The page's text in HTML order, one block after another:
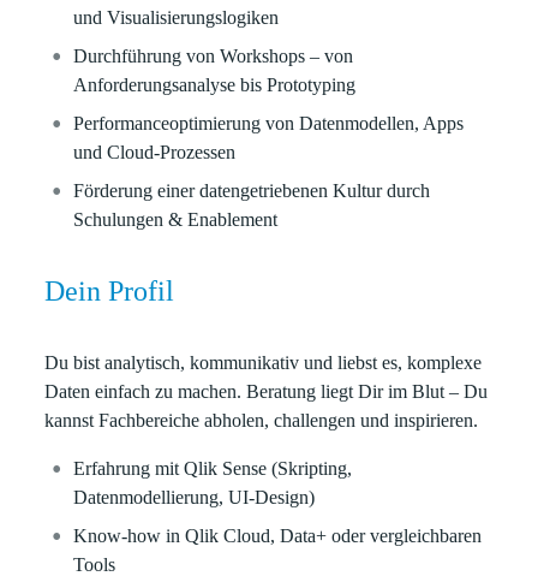
und Visualisierungslogiken
Durchführung von Workshops – von
Anforderungsanalyse bis Prototyping
Performanceoptimierung von Datenmodellen, Apps
und Cloud-Prozessen
Förderung einer datengetriebenen Kultur durch
Schulungen & Enablement
Dein Profil
Du bist analytisch, kommunikativ und liebst es, komplexe
Daten einfach zu machen. Beratung liegt Dir im Blut – Du
kannst Fachbereiche abholen, challengen und inspirieren.
Erfahrung mit Qlik Sense (Skripting,
Datenmodellierung, UI‑Design)
Know-how in Qlik Cloud, Data+ oder vergleichbaren
Tools